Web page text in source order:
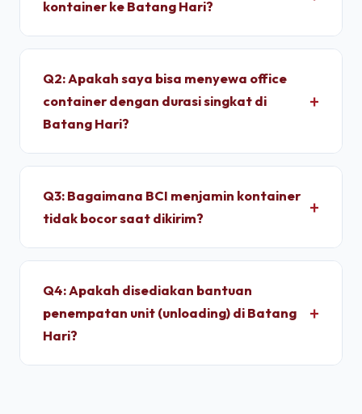
kontainer ke Batang Hari?
Untuk wilayah Batang Hari, pengiriman standar dry
setelah proses administrasi selesai. Unit
dimobilisasi menggunakan armada truk trailer
langsung dari depo terpusat kami.
Q2: Apakah saya bisa menyewa office
container dengan durasi singkat di
Batang Hari?
Ya, kami melayani penyewaan bulanan dengan
progresif yang lebih ekonomis jika Anda
hingga jangka panjang.
Q3: Bagaimana BCI menjamin kontainer
tidak bocor saat dikirim?
Setiap unit di depo kami wajib melalui pengujian
air bertekanan tinggi untuk memastikan dinding
panel baja corten dan karet pelindung pintu 100%
kedap air sebelum pemuatan.
Q4: Apakah disediakan bantuan
penempatan unit (unloading) di Batang
Hari?